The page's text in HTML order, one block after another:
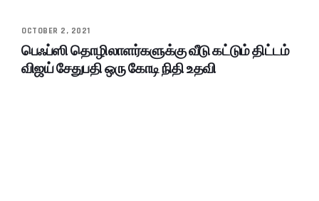
OCTOBER 2, 2021
பெஃப்ஸி தொழிலாளர்களுக்கு வீடு கட்டும் திட்டம்
விஜய் சேதுபதி ஒரு கோடி நிதி உதவி